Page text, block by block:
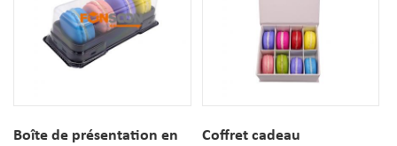
Boîte de présentation en
Coffret cadeau